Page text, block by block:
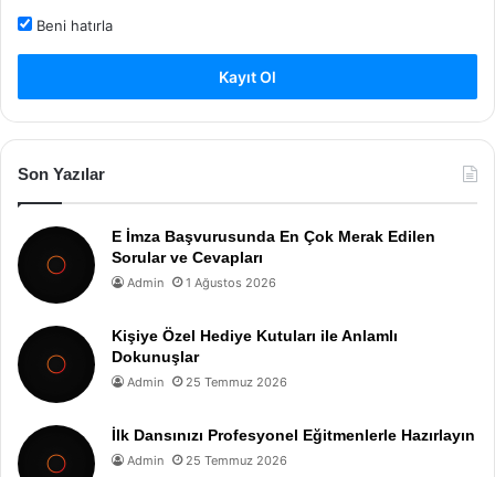
Beni hatırla
Kayıt Ol
Son Yazılar
E İmza Başvurusunda En Çok Merak Edilen
Sorular ve Cevapları
Admin 1 Ağustos 2026
Kişiye Özel Hediye Kutuları ile Anlamlı
Dokunuşlar
Admin 25 Temmuz 2026
İlk Dansınızı Profesyonel Eğitmenlerle Hazırlayın
Admin 25 Temmuz 2026